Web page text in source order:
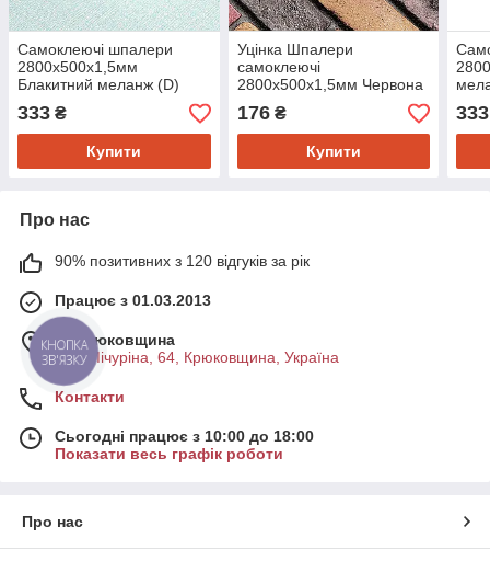
Самоклеючі шпалери
2800х500х1,5мм
Блакитний меланж (D)
SW-00001783
333 ₴
Купити
Уцінка Шпалери
самоклеючі
2800х500х1,5мм Червона
катеринославська цегла
(D) SW-00003389
176₴
Купити
333
Про нас
90% позитивних з 120 відгуків за рік
Працює з 01.03.2013
м. Крюковщина
вул .Мічуріна, 64, Крюковщина, Україна
Контакти
Сьогодні працює з 10:00 до 18:00
Показати весь графік роботи
Про нас
КНОПКА
ЗВ'ЯЗКУ